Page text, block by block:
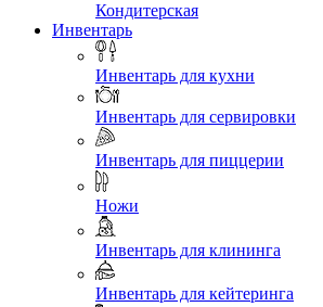
Кондитерская
Инвентарь
Инвентарь для кухни
Инвентарь для сервировки
Инвентарь для пиццерии
Ножи
Инвентарь для клининга
Инвентарь для кейтеринга